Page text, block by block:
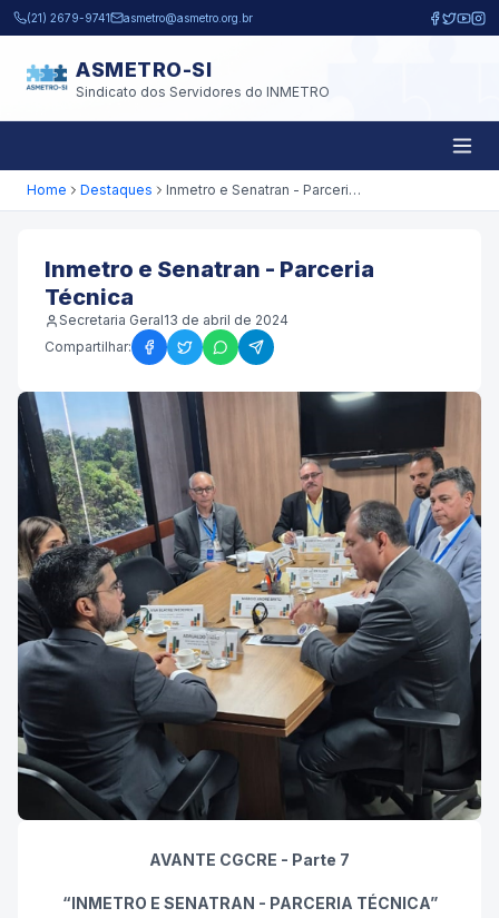
Pular para o conteúdo principal
(21) 2679-9741 asmetro@asmetro.org.br
ASMETRO-SI
Sindicato dos Servidores do INMETRO
Home Destaques Inmetro e Senatran - Parceria Técnica
Inmetro e Senatran - Parceria
Técnica
Secretaria Geral13 de abril de 2024
Compartilhar:
AVANTE CGCRE - Parte 7
“INMETRO E SENATRAN - PARCERIA TÉCNICA”